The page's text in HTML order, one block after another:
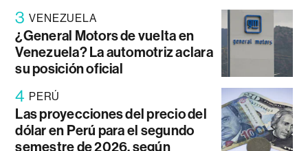
3 VENEZUELA
¿General Motors de vuelta en
Venezuela? La automotriz aclara
su posición oficial
4 PERÚ
Las proyecciones del precio del
dólar en Perú para el segundo
semestre de 2026, según